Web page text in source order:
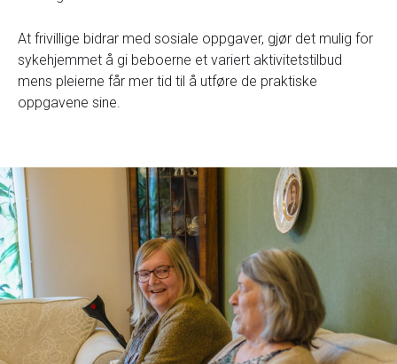
At frivillige bidrar med sosiale oppgaver, gjør det mulig for
sykehjemmet å gi beboerne et variert aktivitetstilbud
mens pleierne får mer tid til å utføre de praktiske
oppgavene sine.